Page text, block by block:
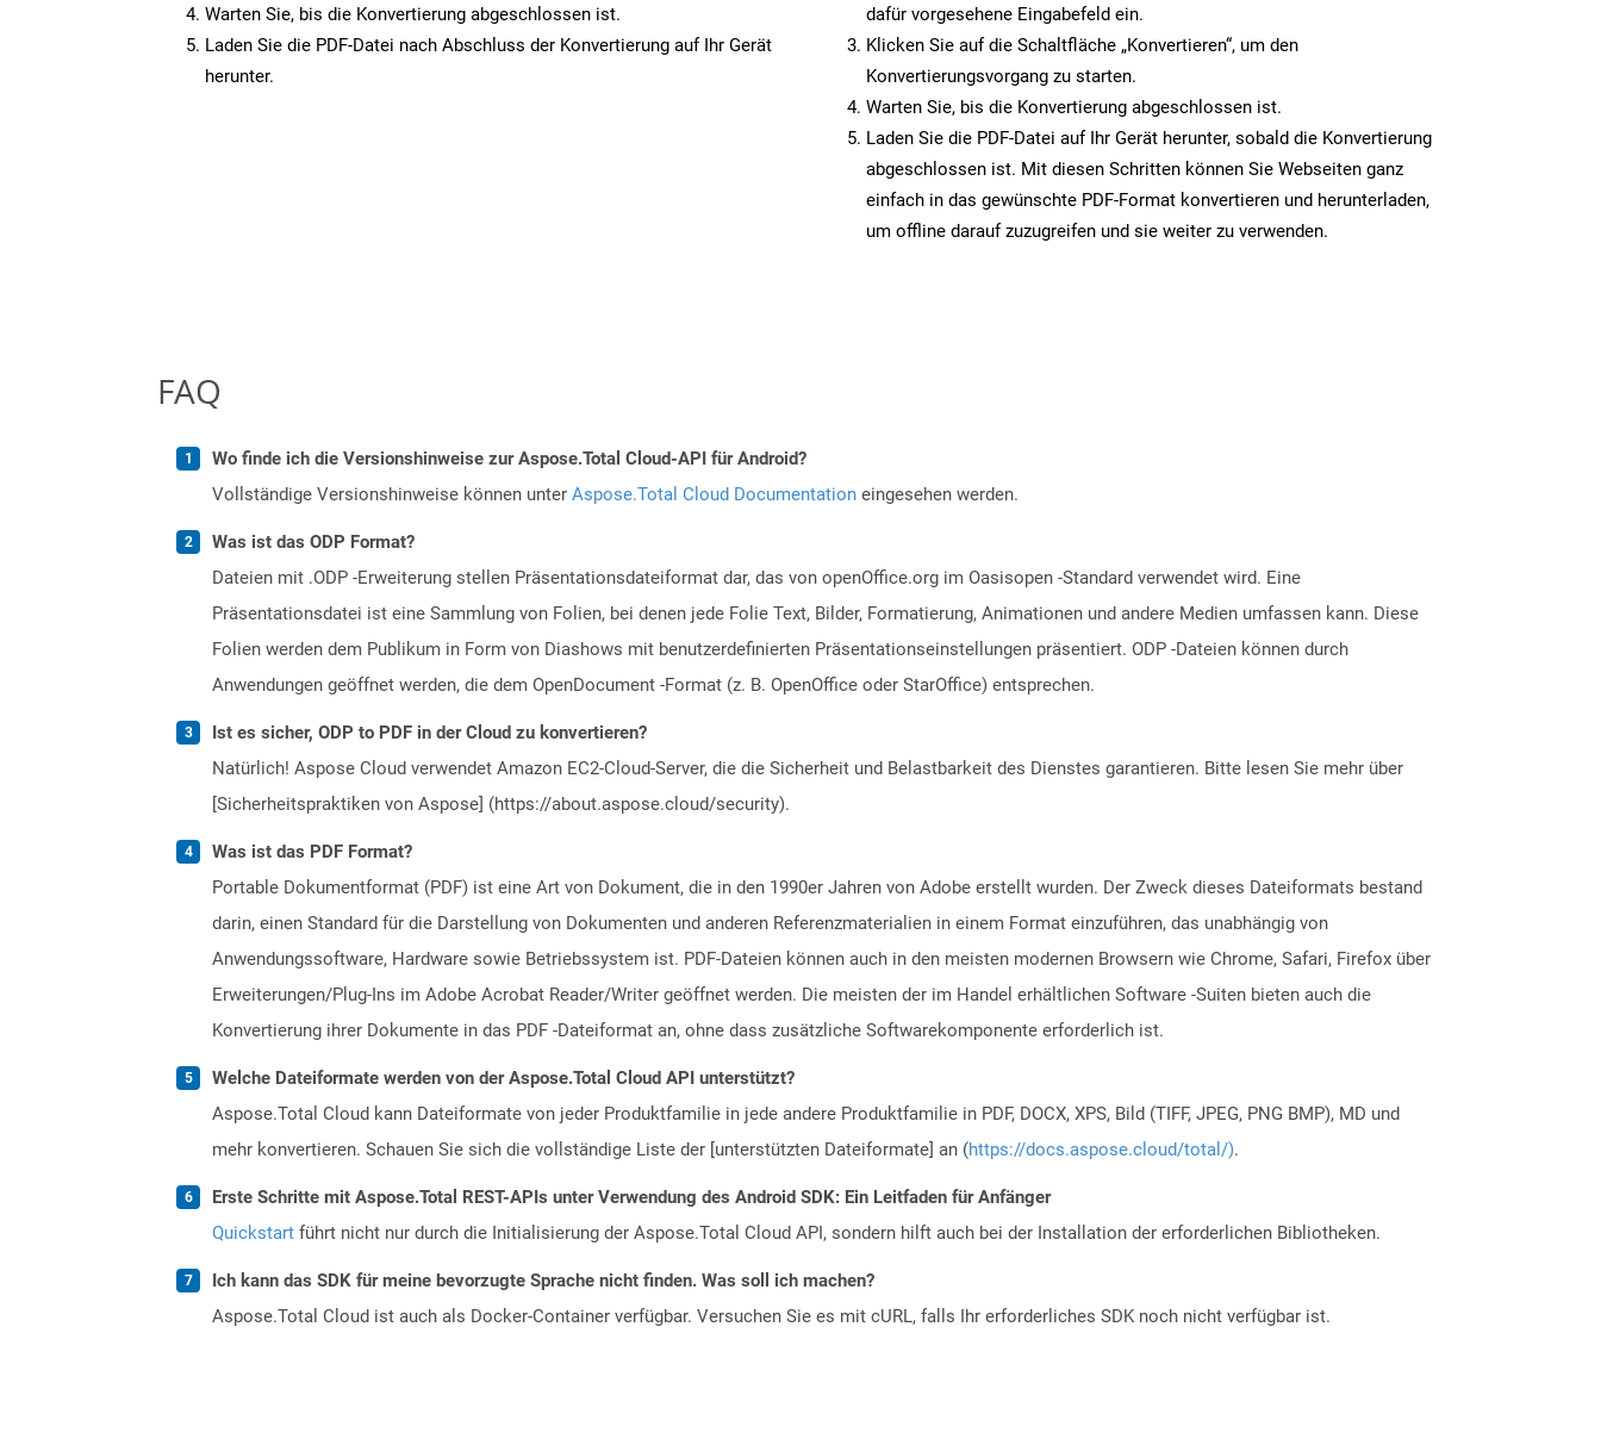
Warten Sie, bis die Konvertierung abgeschlossen ist.
Laden Sie die PDF-Datei nach Abschluss der Konvertierung auf Ihr Gerät
herunter.
dafür vorgesehene Eingabefeld ein.
Klicken Sie auf die Schaltfläche „Konvertieren“, um den
Konvertierungsvorgang zu starten.
Warten Sie, bis die Konvertierung abgeschlossen ist.
Laden Sie die PDF-Datei auf Ihr Gerät herunter, sobald die Konvertierung
abgeschlossen ist. Mit diesen Schritten können Sie Webseiten ganz
einfach in das gewünschte PDF-Format konvertieren und herunterladen,
um offline darauf zuzugreifen und sie weiter zu verwenden.
FAQ
Wo finde ich die Versionshinweise zur Aspose.Total Cloud-API für Android?
Vollständige Versionshinweise können unter Aspose.Total Cloud Documentation eingesehen werden.
Was ist das ODP Format?
Dateien mit .ODP -Erweiterung stellen Präsentationsdateiformat dar, das von openOffice.org im Oasisopen -Standard verwendet wird. Eine
Präsentationsdatei ist eine Sammlung von Folien, bei denen jede Folie Text, Bilder, Formatierung, Animationen und andere Medien umfassen kann. Diese
Folien werden dem Publikum in Form von Diashows mit benutzerdefinierten Präsentationseinstellungen präsentiert. ODP -Dateien können durch
Anwendungen geöffnet werden, die dem OpenDocument -Format (z. B. OpenOffice oder StarOffice) entsprechen.
Ist es sicher, ODP to PDF in der Cloud zu konvertieren?
Natürlich! Aspose Cloud verwendet Amazon EC2-Cloud-Server, die die Sicherheit und Belastbarkeit des Dienstes garantieren. Bitte lesen Sie mehr über
[Sicherheitspraktiken von Aspose] (https://about.aspose.cloud/security).
Was ist das PDF Format?
Portable Dokumentformat (PDF) ist eine Art von Dokument, die in den 1990er Jahren von Adobe erstellt wurden. Der Zweck dieses Dateiformats bestand
darin, einen Standard für die Darstellung von Dokumenten und anderen Referenzmaterialien in einem Format einzuführen, das unabhängig von
Anwendungssoftware, Hardware sowie Betriebssystem ist. PDF-Dateien können auch in den meisten modernen Browsern wie Chrome, Safari, Firefox über
Erweiterungen/Plug-Ins im Adobe Acrobat Reader/Writer geöffnet werden. Die meisten der im Handel erhältlichen Software -Suiten bieten auch die
Konvertierung ihrer Dokumente in das PDF -Dateiformat an, ohne dass zusätzliche Softwarekomponente erforderlich ist.
Welche Dateiformate werden von der Aspose.Total Cloud API unterstützt?
Aspose.Total Cloud kann Dateiformate von jeder Produktfamilie in jede andere Produktfamilie in PDF, DOCX, XPS, Bild (TIFF, JPEG, PNG BMP), MD und
mehr konvertieren. Schauen Sie sich die vollständige Liste der [unterstützten Dateiformate] an (https://docs.aspose.cloud/total/).
Erste Schritte mit Aspose.Total REST-APIs unter Verwendung des Android SDK: Ein Leitfaden für Anfänger
Quickstart führt nicht nur durch die Initialisierung der Aspose.Total Cloud API, sondern hilft auch bei der Installation der erforderlichen Bibliotheken.
Ich kann das SDK für meine bevorzugte Sprache nicht finden. Was soll ich machen?
Aspose.Total Cloud ist auch als Docker-Container verfügbar. Versuchen Sie es mit cURL, falls Ihr erforderliches SDK noch nicht verfügbar ist.